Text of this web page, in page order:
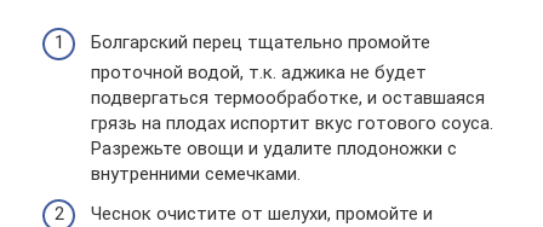
Болгарский перец тщательно промойте
проточной водой, т.к. аджика не будет
подвергаться термообработке, и оставшаяся
грязь на плодах испортит вкус готового соуса.
Разрежьте овощи и удалите плодоножки с
внутренними семечками.
Чеснок очистите от шелухи, промойте и